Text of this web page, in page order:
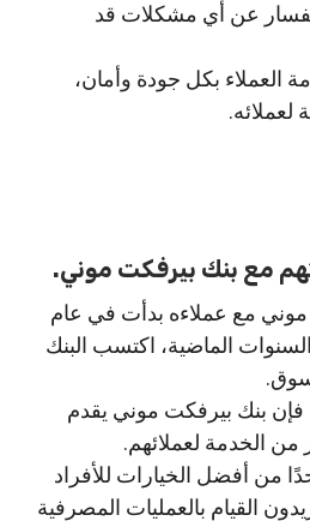
عن أي مشكلات قد
العملاء بكل جودة وأمان،
لعملائه.
مع بنك بيرفكت موني.
مع عملاءه بدأت في عام
السنوات الماضية، اكتسب البنك
فإن بنك بيرفكت موني يقدم
من الخدمة لعملائهم.
من أفضل الخيارات للأفراد
القيام بالعمليات المصرفية